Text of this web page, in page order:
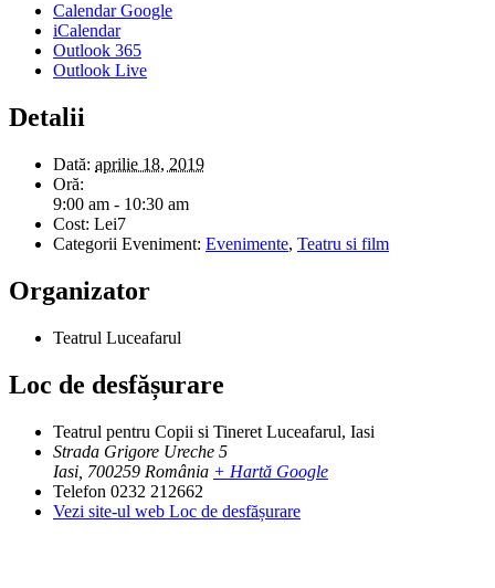
Calendar Google
iCalendar
Outlook 365
Outlook Live
Detalii
Dată: aprilie 18, 2019
Oră:
9:00 am - 10:30 am
Cost: Lei7
Categorii Eveniment: Evenimente, Teatru si film
Organizator
Teatrul Luceafarul
Loc de desfășurare
Teatrul pentru Copii si Tineret Luceafarul, Iasi
Strada Grigore Ureche 5
Iasi 700259 România + Hartă Google
Telefon 0232 212662
Vezi site-ul web Loc de desfășurare